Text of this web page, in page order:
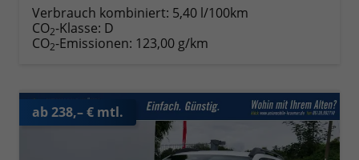
Verbrauch kombiniert: 5,40 l/100km
CO2-Klasse: D
CO2-Emissionen: 123,00 g/km
ab 238,– € mtl.